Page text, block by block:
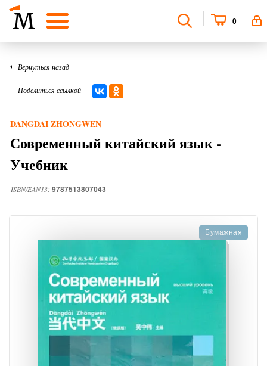
0
Вернуться назад
Поделиться ссылкой
DANGDAI ZHONGWEN
Современный китайский язык -
Учебник
ISBN/EAN13: 9787513807043
Бумажная